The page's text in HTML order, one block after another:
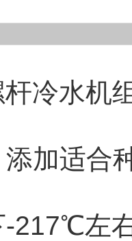
冷水机
加适合
-217℃左